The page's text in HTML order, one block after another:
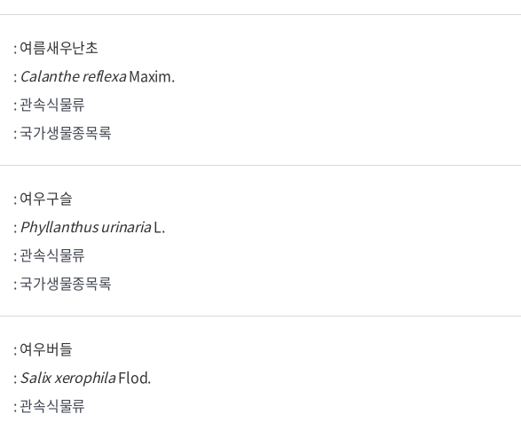
:여름새우난초
: CalanthereflexaMaxim.
: 관속식물류
: 국가생물종목록
:여우구슬
:Phyllanthus urinariaL.
: 관속식물류
: 국가생물종목록
:여우버들
:SalixxerophilaFlod.
: 관속식물류